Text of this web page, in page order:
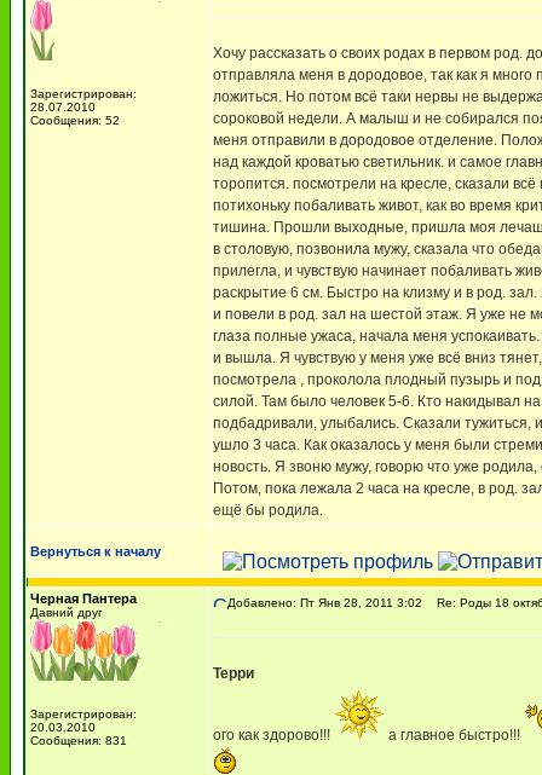
Зарегистрирован:
28.07.2010
Сообщения: 52
Хочу рассказать о своих родах в первом род.
отправляла меня в дородовое, так как я
ложиться. Но потом всё таки нервы не
сороковой недели. А малыш и не собирался
меня отправили в дородовое отделение.
над каждой кроватью светильник. и самое
торопится. посмотрели на кресле, сказали
потихоньку побаливать живот, как во время
тишина. Прошли выходные, пришла моя
в столовую, позвонила мужу, сказала что
прилегла, и чувствую начинает побаливать
раскрытие 6 см. Быстро на клизму и в род.
и повели в род. зал на шестой этаж. Я уже не
глаза полные ужаса, начала меня
и вышла. Я чувствую у меня уже всё вниз
посмотрела , проколола плодный пузырь и
силой. Там было человек 5-6. Кто накидывал
подбадривали, улыбались. Сказали тужиться,
ушло 3 часа. Как оказалось у меня были
новость. Я звоню мужу, говорю что уже
Потом, пока лежала 2 часа на кресле, в род.
ещё бы родила.
Вернуться к началу
Черная Пантера
Давний друг
Зарегистрирован:
20.03.2010
Сообщения: 831
Добавлено: Пт Янв 28, 2011 3:02 Re: Роды 18
Терри
ого как здорово!!! а главное быстро!!!